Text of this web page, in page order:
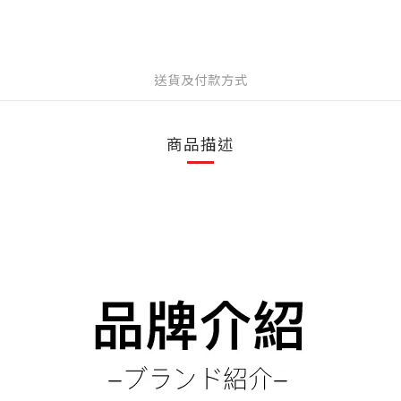
送貨及付款方式
商品描述